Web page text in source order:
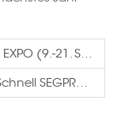
2024) Stand Nr.
Lightbox Grafiken